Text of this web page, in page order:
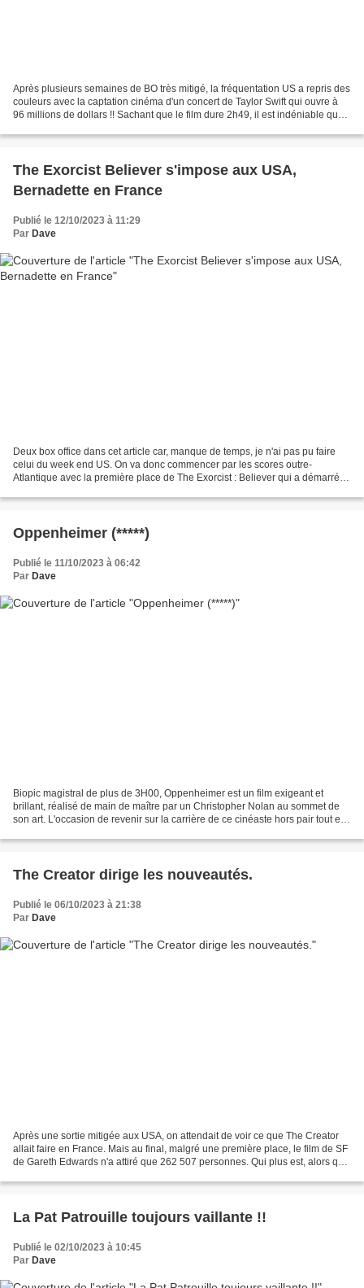
Après plusieurs semaines de BO très mitigé, la fréquentation US a repris des
couleurs avec la captation cinéma d'un concert de Taylor Swift qui ouvre à
96 millions de dollars !! Sachant que le film dure 2h49, il est indéniable que
The Exorcist Believer s'impose aux USA,
Bernadette en France
Publié le 12/10/2023 à 11:29
Par Dave
Deux box office dans cet article car, manque de temps, je n'ai pas pu faire
celui du week end US. On va donc commencer par les scores outre-
Atlantique avec la première place de The Exorcist : Believer qui a démarré à
Oppenheimer (*****)
Publié le 11/10/2023 à 06:42
Par Dave
Biopic magistral de plus de 3H00, Oppenheimer est un film exigeant et
brillant, réalisé de main de maître par un Christopher Nolan au sommet de
son art. L'occasion de revenir sur la carrière de ce cinéaste hors pair tout en
The Creator dirige les nouveautés.
Publié le 06/10/2023 à 21:38
Par Dave
Après une sortie mitigée aux USA, on attendait de voir ce que The Creator
allait faire en France. Mais au final, malgré une première place, le film de SF
de Gareth Edwards n'a attiré que 262 507 personnes. Qui plus est, alors qu'il
La Pat Patrouille toujours vaillante !!
Publié le 02/10/2023 à 10:45
Par Dave